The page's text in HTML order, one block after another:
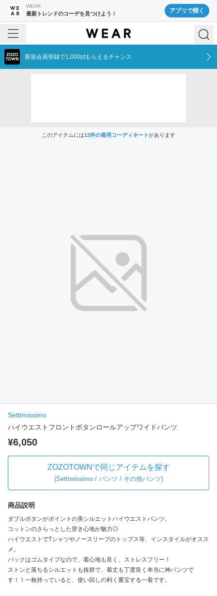
WEAR
最新トレンドのコーデを見つけよう！ アプリで開く
新規会員登録で1,000ptもらえるチャンス
このアイテムには12件の着用コーディネートがあります
Settimissimo
ハイウエストフロントボタンロールアップワイドパンツ
¥6,050
ZOZOTOWNで同じアイテムを探す
(Settimissimo / パンツ / その他パンツ)
商品説明
ダブルボタンがポイントの美シルエットハイウエストパンツ。
コットンのさらっとした穿き心地が魅力◎
ハイウエストでTシャツやノースリーブのトップス等、インスタイルがオスス
メ。
バックはゴムタイプなので、着心地も良く、ストレスフリー！
ストンと落ちるシルエットも抜群で、着丈も丁度良く本当に神パンツで
す！！一枚持っていると、使い回しの利く重宝する一着です。